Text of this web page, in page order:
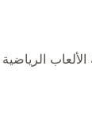
الرياضية